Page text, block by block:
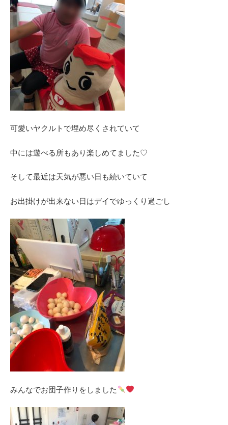
可愛いヤクルトで埋め尽くされていて
中には遊べる所もあり楽しめてました♡
そして最近は天気が悪い日も続いていて
お出掛けが出来ない日はデイでゆっくり過ごし
みんなでお団子作りをしました